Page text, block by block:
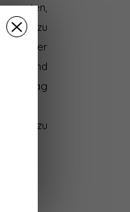
zu
unserer
und
Auftrag
zu